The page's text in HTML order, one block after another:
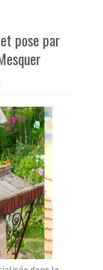
pose par